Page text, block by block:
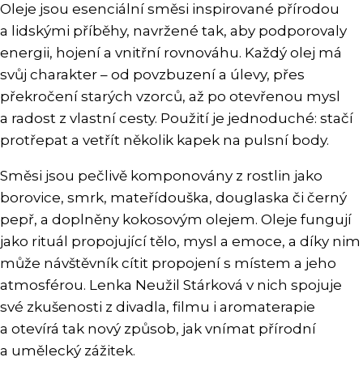
Oleje jsou esenciální směsi inspirované přírodou
a lidskými příběhy, navržené tak, aby podporovaly
energii, hojení a vnitřní rovnováhu. Každý olej má
svůj charakter – od povzbuzení a úlevy, přes
překročení starých vzorců, až po otevřenou mysl
a radost z vlastní cesty. Použití je jednoduché: stačí
protřepat a vetřít několik kapek na pulsní body.
Směsi jsou pečlivě komponovány z rostlin jako
borovice, smrk, mateřídouška, douglaska či černý
pepř, a doplněny kokosovým olejem. Oleje fungují
jako rituál propojující tělo, mysl a emoce, a díky nim
může návštěvník cítit propojení s místem a jeho
atmosférou. Lenka Neužil Stárková v nich spojuje
své zkušenosti z divadla, filmu i aromaterapie
a otevírá tak nový způsob, jak vnímat přírodní
a umělecký zážitek.